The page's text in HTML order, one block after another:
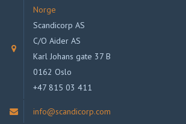
Norge
Scandicorp AS
C/O Aider AS
Karl Johans gate 37 B
0162 Oslo
+47 815 03 411
info@scandicorp.com